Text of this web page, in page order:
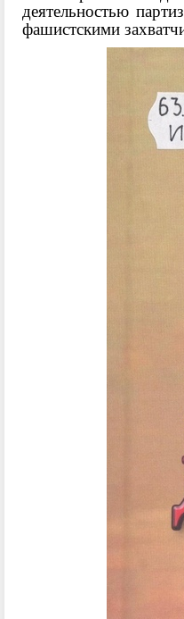
деятельностью
фашистскими